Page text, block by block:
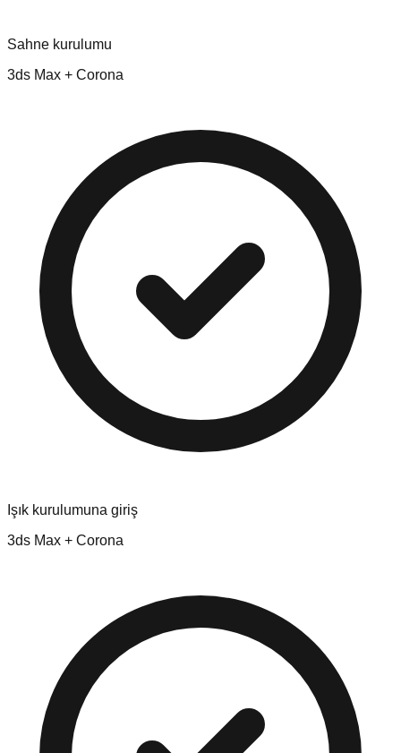
Sahne kurulumu
3ds Max + Corona
Işık kurulumuna giriş
3ds Max + Corona